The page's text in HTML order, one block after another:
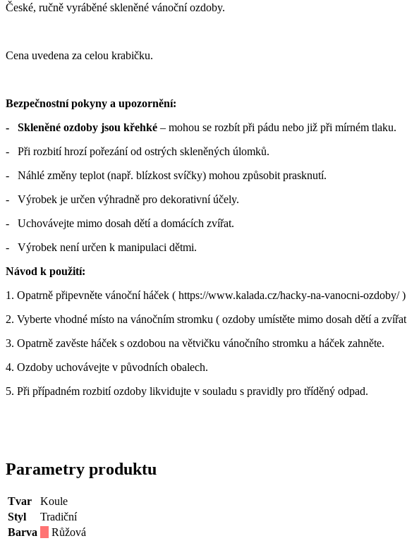
České, ručně vyráběné skleněné vánoční ozdoby.
Cena uvedena za celou krabičku.
Bezpečnostní pokyny a upozornění:
- Skleněné ozdoby jsou křehké – mohou se rozbít při pádu nebo již při mírném tlaku.
- Při rozbití hrozí pořezání od ostrých skleněných úlomků.
- Náhlé změny teplot (např. blízkost svíčky) mohou způsobit prasknutí.
- Výrobek je určen výhradně pro dekorativní účely.
- Uchovávejte mimo dosah dětí a domácích zvířat.
- Výrobek není určen k manipulaci dětmi.
Návod k použití:
1. Opatrně připevněte vánoční háček ( https://www.kalada.cz/hacky-na-vanocni-ozdoby/
2. Vyberte vhodné místo na vánočním stromku ( ozdoby umístěte mimo dosah dětí a
3. Opatrně zavěste háček s ozdobou na větvičku vánočního stromku a háček zahněte.
4. Ozdoby uchovávejte v původních obalech.
5. Při případném rozbití ozdoby likvidujte v souladu s pravidly pro tříděný odpad.
Parametry produktu
Tvar
Koule
Styl
Tradiční
Barva
Růžová